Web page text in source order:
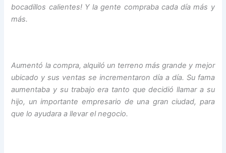
bocadillos calientes! Y la gente compraba cada día más y
más.
Aumentó la compra, alquiló un terreno más grande y mejor
ubicado y sus ventas se incrementaron día a día. Su fama
aumentaba y su trabajo era tanto que decidió llamar a su
hijo, un importante empresario de una gran ciudad, para
que lo ayudara a llevar el negocio.